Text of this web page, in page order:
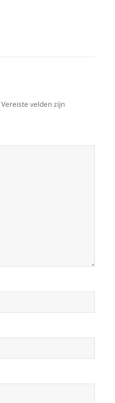
Vereiste velden zijn